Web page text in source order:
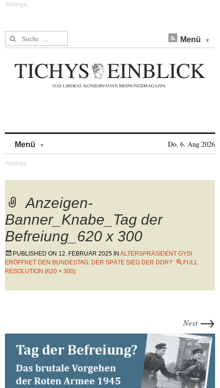
Suche nach: Menü
Menü Do, 6. Aug 2026
Anzeigen-
Banner_Knabe_Tag der
Befreiung_620 x 300
PUBLISHED ON 12. FEBRUAR 2025 IN ALTERSPRÄSIDENT GYSI
ERÖFFNET DEN BUNDESTAG: DER SPÄTE SIEG DER DDR?
FULL
RESOLUTION (620 × 300)
Next →